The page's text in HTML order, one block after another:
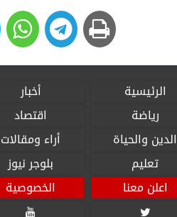
الرئيسية أخبار
رياضة
اقتصاد
الدين والحياة
أراء ومقالات
تعليم
بلوجر نيوز
اعلن معنا
الخصوصية

